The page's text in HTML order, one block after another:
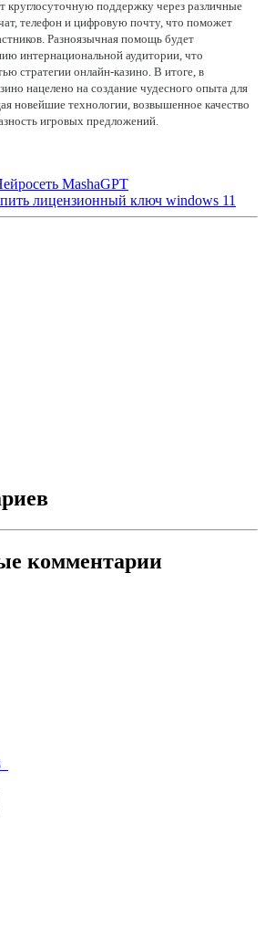
круглосуточную поддержку через различные
телефон и цифровую почту, что поможет
Разноязычная помощь будет
интернациональной аудитории, что
стратегии онлайн-казино. В итоге, в
нацелено на создание чудесного опыта для
новейшие технологии, возвышенное качество
игровых предложений.
MashaGPT
лицензионный ключ windows 11
комментарии